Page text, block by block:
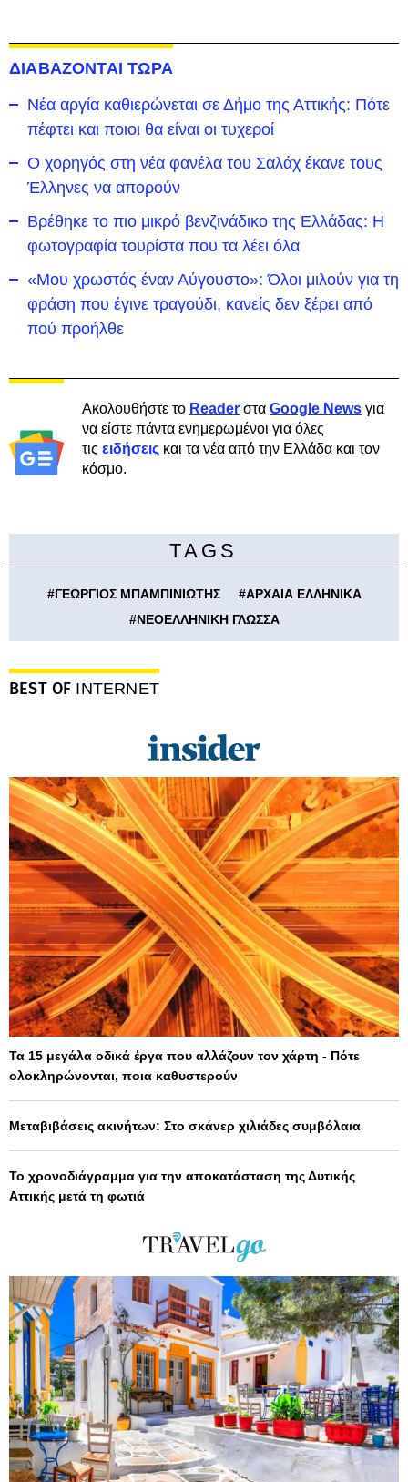
ΔΙΑΒΑΖΟΝΤΑΙ ΤΩΡΑ
Νέα αργία καθιερώνεται σε Δήμο της Αττικής: Πότε
πέφτει και ποιοι θα είναι οι τυχεροί
Ο χορηγός στη νέα φανέλα του Σαλάχ έκανε τους
Έλληνες να απορούν
Βρέθηκε το πιο μικρό βενζινάδικο της Ελλάδας: Η
φωτογραφία τουρίστα που τα λέει όλα
«Μου χρωστάς έναν Αύγουστο»: Όλοι μιλούν για τη
φράση που έγινε τραγούδι, κανείς δεν ξέρει από
πού προήλθε
Ακολουθήστε το Reader στα Google News για
να είστε πάντα ενημερωμένοι για όλες
τις ειδήσεις και τα νέα από την Ελλάδα και τον
κόσμο.
TAGS
#ΓΕΩΡΓΙΟΣ ΜΠΑΜΠΙΝΙΩΤΗΣ #ΑΡΧΑΙΑ ΕΛΛΗΝΙΚΑ
#ΝΕΟΕΛΛΗΝΙΚΗ ΓΛΩΣΣΑ
BEST OF INTERNET
Τα 15 μεγάλα οδικά έργα που αλλάζουν τον χάρτη - Πότε
ολοκληρώνονται, ποια καθυστερούν
Μεταβιβάσεις ακινήτων: Στο σκάνερ χιλιάδες συμβόλαια
Το χρονοδιάγραμμα για την αποκατάσταση της Δυτικής
Αττικής μετά τη φωτιά